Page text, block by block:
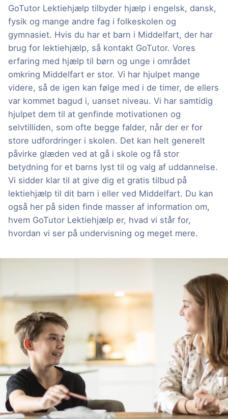
GoTutor Lektiehjælp tilbyder hjælp i engelsk, dansk,
fysik og mange andre fag i folkeskolen og
gymnasiet. Hvis du har et barn i Middelfart, der har
brug for lektiehjælp, så kontakt GoTutor. Vores
erfaring med hjælp til børn og unge i området
omkring Middelfart er stor. Vi har hjulpet mange
videre, så de igen kan følge med i de timer, de ellers
var kommet bagud i, uanset niveau. Vi har samtidig
hjulpet dem til at genfinde motivationen og
selvtilliden, som ofte begge falder, når der er for
store udfordringer i skolen. Det kan helt generelt
påvirke glæden ved at gå i skole og få stor
betydning for et barns lyst til og valg af uddannelse.
Vi sidder klar til at give dig et gratis tilbud på
lektiehjælp til dit barn i eller ved Middelfart. Du kan
også her på siden finde masser af information om,
hvem GoTutor Lektiehjælp er, hvad vi står for,
hvordan vi ser på undervisning og meget mere.